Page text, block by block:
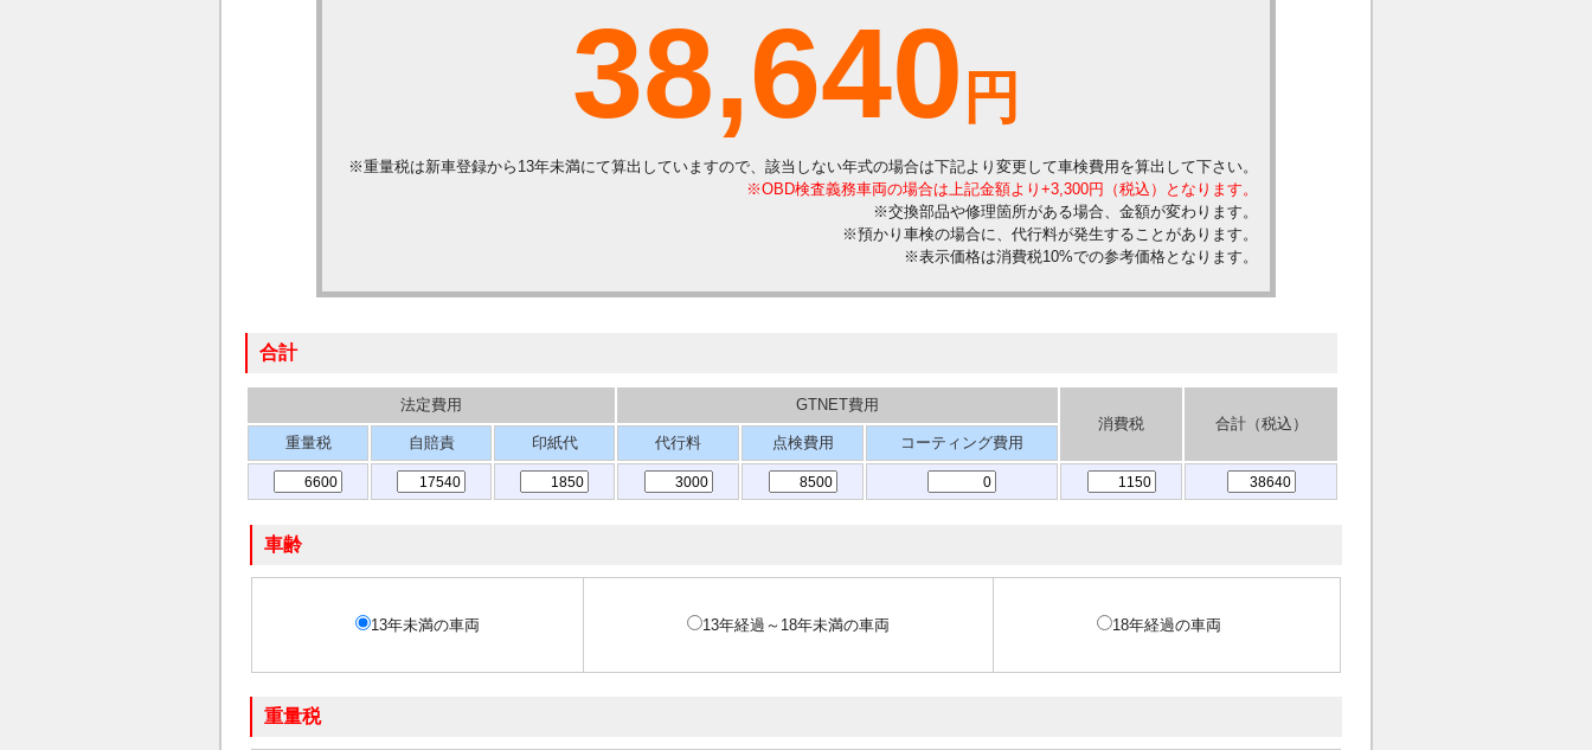
38,640 円
※重量税は新車登録から13年未満にて算出していますので、該当しない年式の場合は下記より変更して車検費用を算出して下さい。
※OBD検査義務車両の場合は上記金額より+3,300円（税込）となります。
※交換部品や修理箇所がある場合、金額が変わります。
※預かり車検の場合に、代行料が発生することがあります。
※表示価格は消費税10%での参考価格となります。
合計
法定費用
GTNET費用
消費税
合計（税込）
重量税
自賠責 印紙代 代行料 点検費用 コーティング費用
車齢
13年未満の車両 13年経過～18年未満の車両 18年経過の車両
重量税